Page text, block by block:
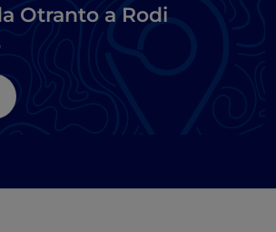
Otranto a Rodi